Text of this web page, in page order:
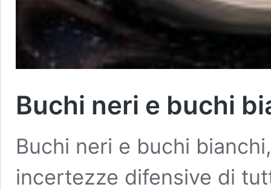
Buchi neri e buchi
Buchi neri e buchi
incertezze difensive di